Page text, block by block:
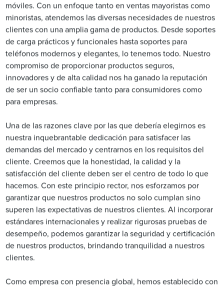
móviles. Con un enfoque tanto en ventas mayoristas como
minoristas, atendemos las diversas necesidades de nuestros
clientes con una amplia gama de productos. Desde soportes
de carga prácticos y funcionales hasta soportes para
teléfonos modernos y elegantes, lo tenemos todo. Nuestro
compromiso de proporcionar productos seguros,
innovadores y de alta calidad nos ha ganado la reputación
de ser un socio confiable tanto para consumidores como
para empresas.
Una de las razones clave por las que debería elegirnos es
nuestra inquebrantable dedicación para satisfacer las
demandas del mercado y centrarnos en los requisitos del
cliente. Creemos que la honestidad, la calidad y la
satisfacción del cliente deben ser el centro de todo lo que
hacemos. Con este principio rector, nos esforzamos por
garantizar que nuestros productos no solo cumplan sino
superen las expectativas de nuestros clientes. Al incorporar
estándares internacionales y realizar rigurosas pruebas de
desempeño, podemos garantizar la seguridad y certificación
de nuestros productos, brindando tranquilidad a nuestros
clientes.
Como empresa con presencia global, hemos establecido con